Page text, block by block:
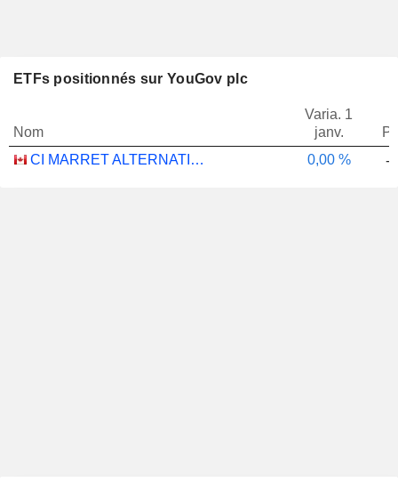
ETFs positionnés sur YouGov plc
Nom
Varia. 1
janv.
CI MARRET ALTERNATIVE ABSOLUTE RETURN BOND ETF - CAD
0,00 % -